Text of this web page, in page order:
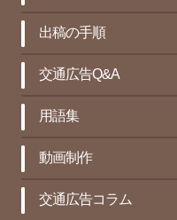
出稿の手順
交通広告Q&A
用語集
動画制作
交通広告コラム